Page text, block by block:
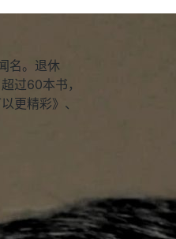
名。退休
过60本书，
更精彩》、